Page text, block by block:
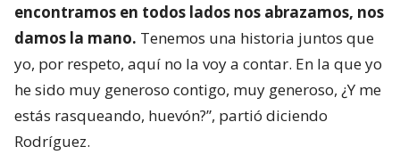
encontramos en todos lados nos abrazamos, nos
damos la mano. Tenemos una historia juntos que
yo, por respeto, aquí no la voy a contar. En la que yo
he sido muy generoso contigo, muy generoso, ¿Y me
estás rasqueando, huevón?”, partió diciendo
Rodríguez.